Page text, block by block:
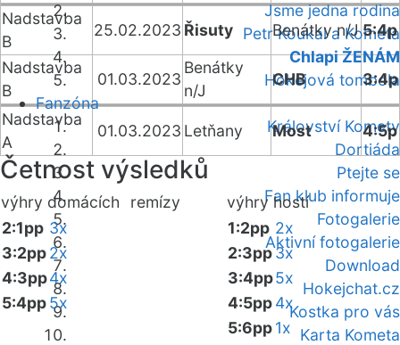
Jsme jedna rodina
Petr Koukal a Kometa
Chlapi ŽENÁM
Hokejová tombola
Fanzóna
Království Komety
Dortiáda
Ptejte se
Fan klub informuje
Fotogalerie
Aktivní fotogalerie
Download
Hokejchat.cz
Kostka pro vás
Karta Kometa
Nadstavba
B
25.02.2023 Řisuty Benátky n/J 5:4p
Nadstavba
B
01.03.2023
Benátky
n/J
CHB 3:4p
Nadstavba
A
01.03.2023 Letňany Most 4:5p
Četnost výsledků
výhry domácích remízy výhry hostí
2:1pp 3x
3:2pp2x
4:3pp4x
5:4pp5x
1:2pp 2x
2:3pp3x
3:4pp5x
4:5pp4x
5:6pp1x